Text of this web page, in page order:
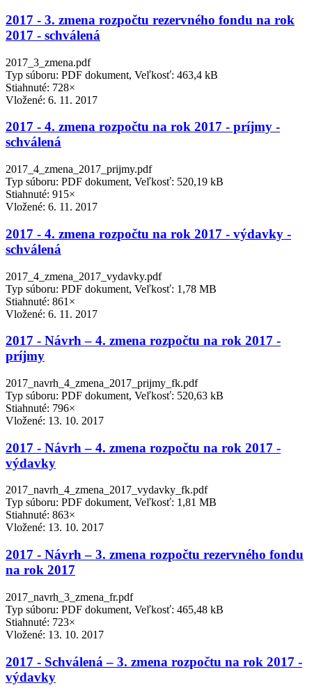
2017 - 3. zmena rozpočtu rezervného fondu na rok
2017 - schválená
2017_3_zmena.pdf
Typ súboru: PDF dokument, Veľkosť: 463,4 kB
Stiahnuté: 728×
Vložené: 6. 11. 2017
2017 - 4. zmena rozpočtu na rok 2017 - príjmy -
schválená
2017_4_zmena_2017_prijmy.pdf
Typ súboru: PDF dokument, Veľkosť: 520,19 kB
Stiahnuté: 915×
Vložené: 6. 11. 2017
2017 - 4. zmena rozpočtu na rok 2017 - výdavky -
schválená
2017_4_zmena_2017_vydavky.pdf
Typ súboru: PDF dokument, Veľkosť: 1,78 MB
Stiahnuté: 861×
Vložené: 6. 11. 2017
2017 - Návrh – 4. zmena rozpočtu na rok 2017 -
príjmy
2017_navrh_4_zmena_2017_prijmy_fk.pdf
Typ súboru: PDF dokument, Veľkosť: 520,63 kB
Stiahnuté: 796×
Vložené: 13. 10. 2017
2017 - Návrh – 4. zmena rozpočtu na rok 2017 -
výdavky
2017_navrh_4_zmena_2017_vydavky_fk.pdf
Typ súboru: PDF dokument, Veľkosť: 1,81 MB
Stiahnuté: 863×
Vložené: 13. 10. 2017
2017 - Návrh – 3. zmena rozpočtu rezervného fondu
na rok 2017
2017_navrh_3_zmena_fr.pdf
Typ súboru: PDF dokument, Veľkosť: 465,48 kB
Stiahnuté: 723×
Vložené: 13. 10. 2017
2017 - Schválená – 3. zmena rozpočtu na rok 2017 -
výdavky